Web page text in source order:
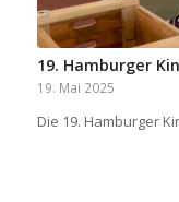
19. Hamburger
19. Mai 2025
Die 19. Hamburger